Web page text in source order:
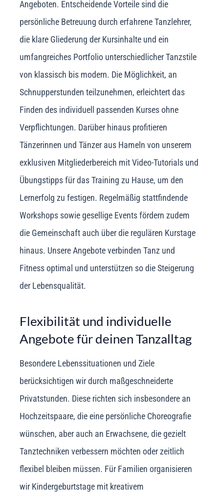
Angeboten. Entscheidende Vorteile sind die
persönliche Betreuung durch erfahrene Tanzlehrer,
die klare Gliederung der Kursinhalte und ein
umfangreiches Portfolio unterschiedlicher Tanzstile
von klassisch bis modern. Die Möglichkeit, an
Schnupperstunden teilzunehmen, erleichtert das
Finden des individuell passenden Kurses ohne
Verpflichtungen. Darüber hinaus profitieren
Tänzerinnen und Tänzer aus Hameln von unserem
exklusiven Mitgliederbereich mit Video-Tutorials und
Übungstipps für das Training zu Hause, um den
Lernerfolg zu festigen. Regelmäßig stattfindende
Workshops sowie gesellige Events fördern zudem
die Gemeinschaft auch über die regulären Kurstage
hinaus. Unsere Angebote verbinden Tanz und
Fitness optimal und unterstützen so die Steigerung
der Lebensqualität.
Flexibilität und individuelle
Angebote für deinen Tanzalltag
Besondere Lebenssituationen und Ziele
berücksichtigen wir durch maßgeschneiderte
Privatstunden. Diese richten sich insbesondere an
Hochzeitspaare, die eine persönliche Choreografie
wünschen, aber auch an Erwachsene, die gezielt
Tanztechniken verbessern möchten oder zeitlich
flexibel bleiben müssen. Für Familien organisieren
wir Kindergeburtstage mit kreativem